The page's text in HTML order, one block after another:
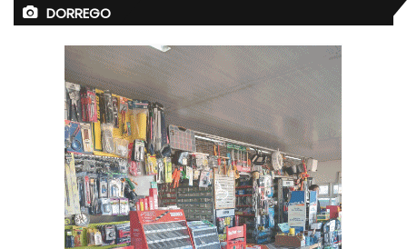
DORREGO